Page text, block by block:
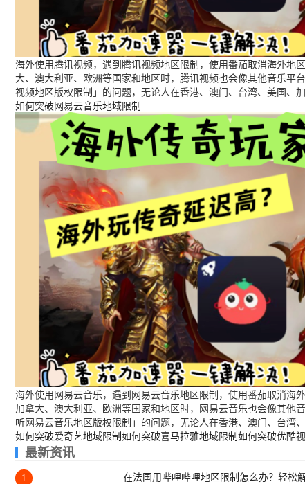
海外使用腾讯视频，遇到腾讯视频地区限制，使用番茄取消海外地
大、澳大利亚、欧洲等国家和地区时，腾讯视频也会像其他音乐平
视频地区版权限制」的问题，无论人在香港、澳门、台湾、美国、
如何突破网易云音乐地域限制
海外使用网易云音乐，遇到网易云音乐地区限制，使用番茄取消海
加拿大、澳大利亚、欧洲等国家和地区时，网易云音乐也会像其他
听网易云音乐地区版权限制」的问题，无论人在香港、澳门、台湾
如何突破爱奇艺地域限制 如何突破喜马拉雅地域限制 如何突破优酷
最新资讯
1 在法国用哔哩哔哩地区限制怎么办？轻松